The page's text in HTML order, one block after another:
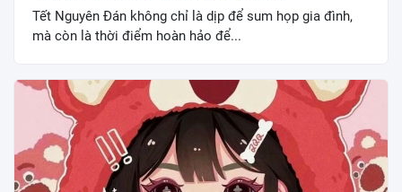
Tết Nguyên Đán không chỉ là dịp để sum họp gia đình,
mà còn là thời điểm hoàn hảo để...